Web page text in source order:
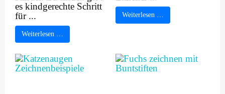
es kindgerechte Schritt
für ...
Weiterlesen …
Weiterlesen …